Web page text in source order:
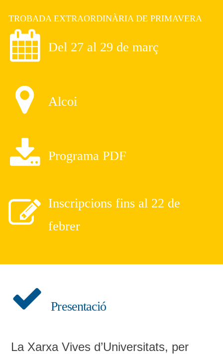
TROBADA EXTRAORDINÀRIA DE PRIMAVERA
Del 27 al 29 de març
Alcoi
Programa PDF
Inscripcions fins al 22 de
febrer
Presentació
La Xarxa Vives d’Universitats, per